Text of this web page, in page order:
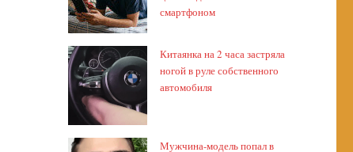
смартфоном
Китаянка на 2 часа застряла
ногой в руле собственного
автомобиля
Мужчина-модель попал в